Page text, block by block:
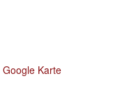
Google Karte